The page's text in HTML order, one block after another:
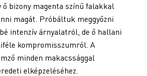
ő bizony magenta színű falakkal
magát. Próbáltuk meggyőzni
intenzív árnyalatról, de ő hallani
kompromisszumról. A
minden makacssággal
elképzeléséhez.